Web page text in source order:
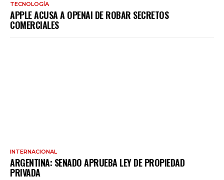
TECNOLOGÍA
APPLE ACUSA A OPENAI DE ROBAR SECRETOS
COMERCIALES
INTERNACIONAL
ARGENTINA: SENADO APRUEBA LEY DE PROPIEDAD
PRIVADA